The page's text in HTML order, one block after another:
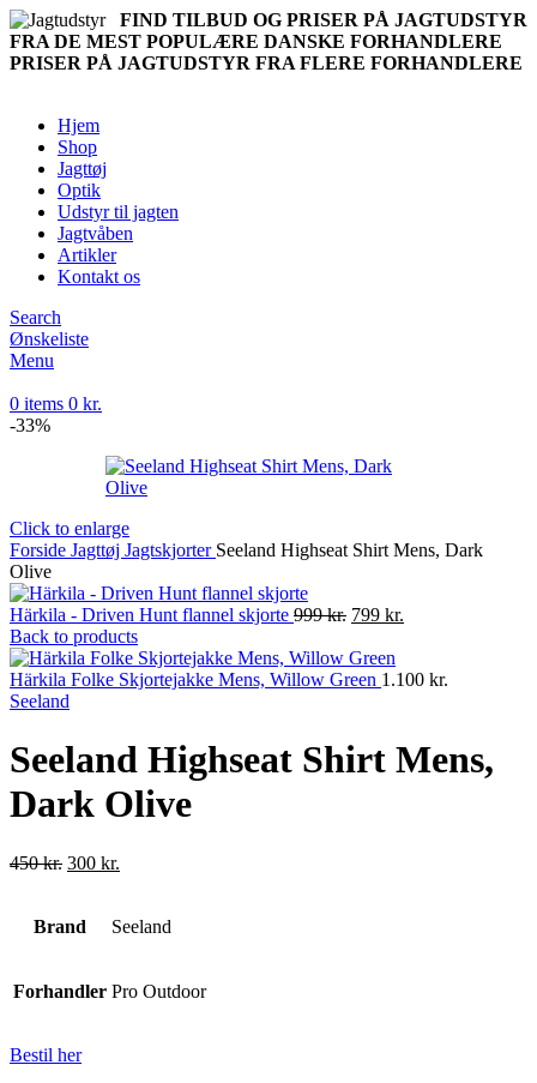
FIND TILBUD OG PRISER PÅ JAGTUDSTYR
FRA DE MEST POPULÆRE DANSKE FORHANDLERE
PRISER PÅ JAGTUDSTYR FRA FLERE FORHANDLERE
Hjem
Shop
Jagttøj
Optik
Udstyr til jagten
Jagtvåben
Artikler
Kontakt os
Search
Ønskeliste
Menu
0 items 0 kr.
-33%
Click to enlarge
Forside Jagttøj Jagtskjorter Seeland Highseat Shirt Mens, Dark
Olive
Härkila - Driven Hunt flannel skjorte 999kr. Original
was:
999 kr..
799 kr.
799 kr..
Back to products
Härkila Folke Skjortejakke Mens, Willow Green 1.100 kr.
Seeland
Seeland Highseat Shirt Mens,
Dark Olive
450kr. Original
450 kr..
300 kr.
300 kr..
Brand Seeland
Forhandler Pro Outdoor
Bestil her